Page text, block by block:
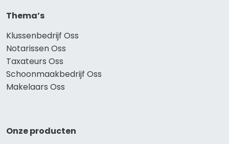
Thema’s
Klussenbedrijf Oss
Notarissen Oss
Taxateurs Oss
Schoonmaakbedrijf Oss
Makelaars Oss
Onze producten